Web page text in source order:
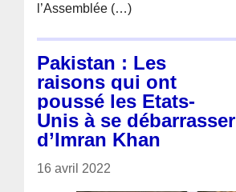
l’Assemblée (…)
Pakistan : Les
raisons qui ont
poussé les Etats-
Unis à se débarrasser
d’Imran Khan
16 avril 2022